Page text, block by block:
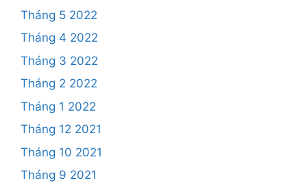
Tháng 5 2022
Tháng 4 2022
Tháng 3 2022
Tháng 2 2022
Tháng 1 2022
Tháng 12 2021
Tháng 10 2021
Tháng 9 2021